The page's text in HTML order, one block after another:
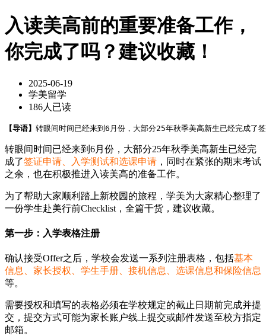
入读美高前的重要准备工作，
你完成了吗？建议收藏！
2025-06-19
学美留学
186人已读
【导语】 转眼间时间已经来到6月份，大部分25年秋季美高新生已经完成
转眼间时间已经来到6月份，大部分25年秋季美高新生已经完
成了签证申请、入学测试和选课申请 ，同时在紧张的期末考试
之余，也在积极推进入读美高的准备工作。
为了帮助大家顺利踏上新校园的旅程，学美为大家精心整理了
一份学生赴美行前Checklist，全篇干货，建议收藏。
第一步：入学表格注册
确认接受Offer之后，学校会发送一系列注册表格，包括基本
信息、家长授权、学生手册、接机信息、选课信息和保险信息
等。
需要授权和填写的表格必须在学校规定的截止日期前完成并提
交，提交方式可能为家长账户线上提交或邮件发送至校方指定
邮箱。